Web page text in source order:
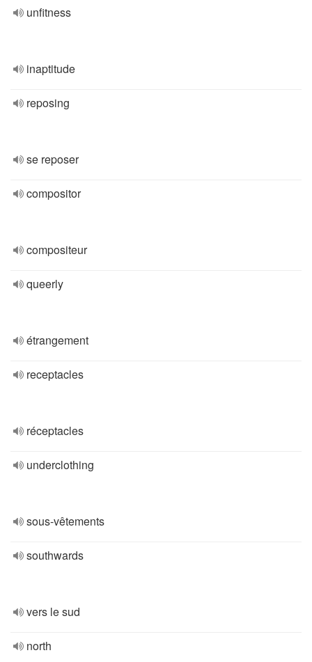
unfitness
inaptitude
reposing
se reposer
compositor
compositeur
queerly
étrangement
receptacles
réceptacles
underclothing
sous-vêtements
southwards
vers le sud
north